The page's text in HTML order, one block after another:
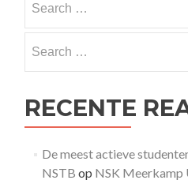
for:
for:
RECENTE
De meest actieve
NSTB op NSK Meerkamp